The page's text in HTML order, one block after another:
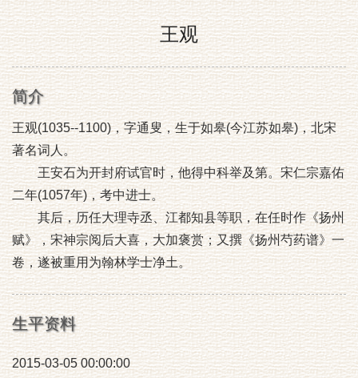
王观
简介
王观(1035--1100)，字通叟，生于如皋(今江苏如皋)，北宋
著名词人。
王安石为开封府试官时，他得中科举及第。宋仁宗嘉佑
二年(1057年)，考中进士。
其后，历任大理寺丞、江都知县等职，在任时作《扬州
赋》，宋神宗阅后大喜，大加褒赏；又撰《扬州芍药谱》一
卷，遂被重用为翰林学士净土。
生平资料
2015-03-05 00:00:00